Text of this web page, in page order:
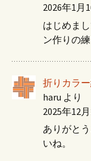
2026年1月
はじめま
ン作りの
折りカラ
haru より
2025年12
ありがと
いね。